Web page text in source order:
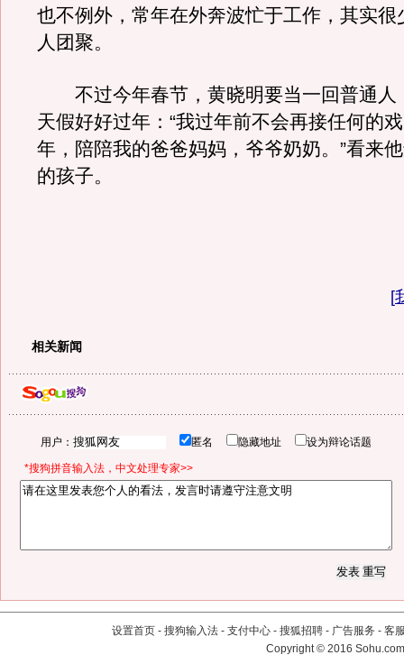
也不例外，常年在外奔波忙于工作，其实很
人团聚。
不过今年春节，黄晓明要当一回普通人
天假好好过年：“我过年前不会再接任何的
年，陪陪我的爸爸妈妈，爷爷奶奶。”看来
的孩子。
[
相关新闻
用户： 匿名 隐藏地址 设为辩论话题
*搜狗拼音输入法，中文处理专家>>
设置首页 - 搜狗输入法 - 支付中心 - 搜狐招聘 - 广告服务 - 客
Copyright©2016